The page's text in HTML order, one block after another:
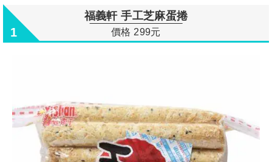
1
福義軒 手工芝麻蛋捲
價格 299元